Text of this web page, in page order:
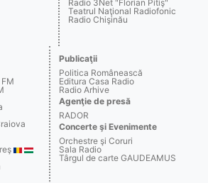
Radio 3Net "Florian Pitiş"
Teatrul Naţional Radiofonic
Radio Chişinău
Publicaţii
Politica Românească
Editura Casa Radio
Radio Arhive
Agenţie de presă
RADOR
Concerte şi Evenimente
Orchestre şi Coruri
Sala Radio
Târgul de carte GAUDEAMUS